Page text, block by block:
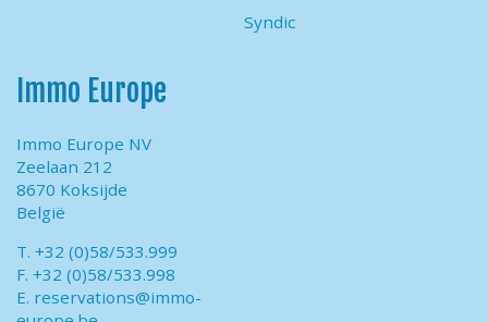
Syndic
Immo Europe
Immo Europe NV
Zeelaan 212
8670 Koksijde
België
T. +32 (0)58/533.999
F. +32 (0)58/533.998
E. reservations@immo-